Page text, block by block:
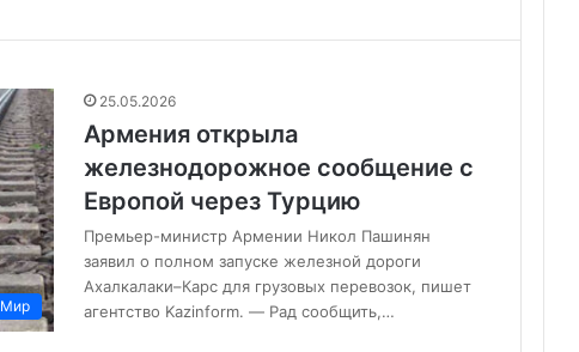
Мир
25.05.2026
Армения открыла
железнодорожное сообщение с
Европой через Турцию
Премьер-министр Армении Никол Пашинян
заявил о полном запуске железной дороги
Ахалкалаки–Карс для грузовых перевозок, пишет
агентство Kazinform. — Рад сообщить,…